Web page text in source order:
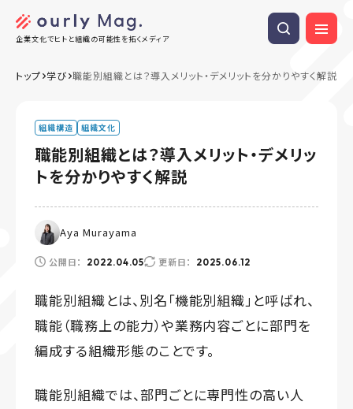
企業文化でヒトと組織の可能性を拓くメディア
トップ 学び 職能別組織とは？導入メリット・デメリットを分かりやすく解説
組織構造 組織文化
職能別組織とは？導入メリット・デメリッ
トを分かりやすく解説
Aya Murayama
公開日： 2022.04.05 更新日： 2025.06.12
職能別組織とは、別名「機能別組織」と呼ばれ、
職能（職務上の能力）や業務内容ごとに部門を
編成する組織形態のことです。
職能別組織では、部門ごとに専門性の高い人